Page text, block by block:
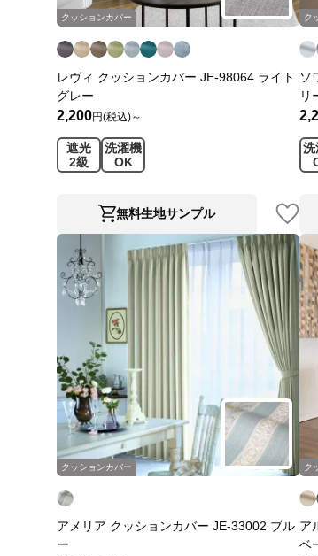
クッションカバー
レヴィ クッションカバー JE-98064 ライト
グレー
2,200円(税込)～
遮光
2級
洗濯機
OK
無料生地サンプル
ク
ソ
リ
洗
クッションカバー
アメリア クッションカバー JE-33002 ブル
ー
ク
ア
ベ